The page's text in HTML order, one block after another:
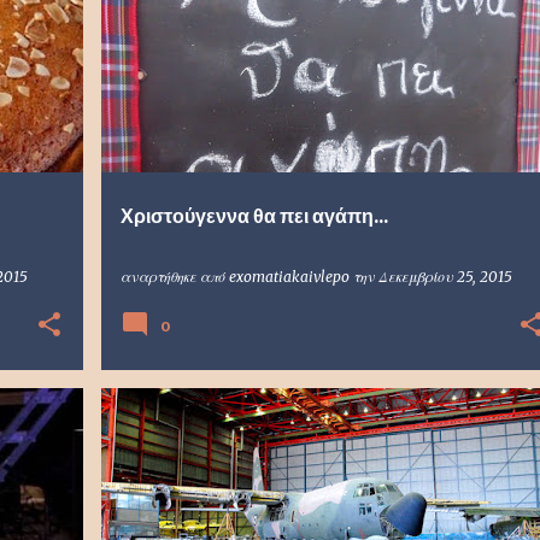
Χριστούγεννα θα πει αγάπη...
αναρτήθηκε από exomatiakaivlepo την Δεκεμβρίου 25, 2015
0